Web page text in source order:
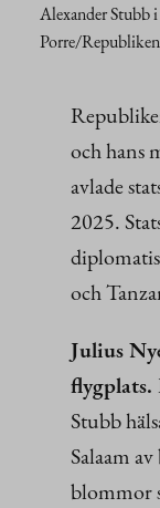
Alexander Stubb
Porre/
och hans
avlade
2025.
och
Julius
flygplats.
Stubb
Salaam
blommor